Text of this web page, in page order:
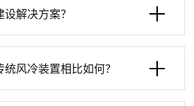
解决方案？
风冷装置相比如何？